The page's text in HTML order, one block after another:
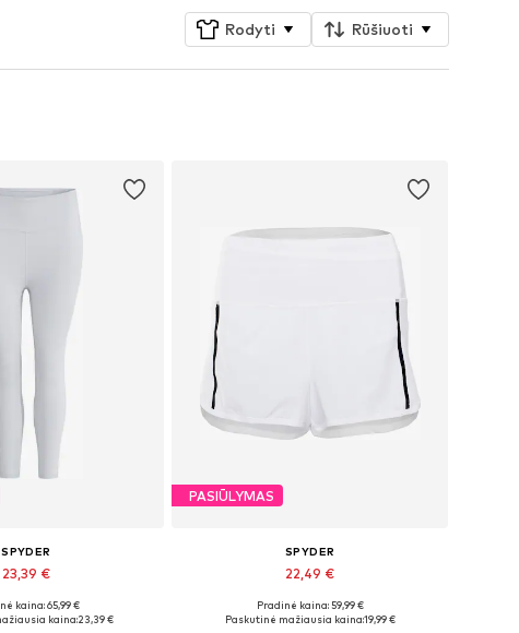
Rodyti Rūšiuoti
SPYDER
23,39 €
M, L, XL
kaina: 65,99 €
kaina:23,39 €
PASIŪLYMAS
SPYDER
22,49 €
Galimi dydžiai: L, XL
Pradinė kaina: 59,99 €
Paskutinė mažiausia kaina:19,99 €